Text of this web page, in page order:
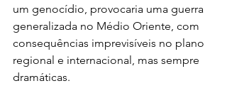
um genocídio, provocaria uma guerra
generalizada no Médio Oriente, com
consequências imprevisíveis no plano
regional e internacional, mas sempre
dramáticas.